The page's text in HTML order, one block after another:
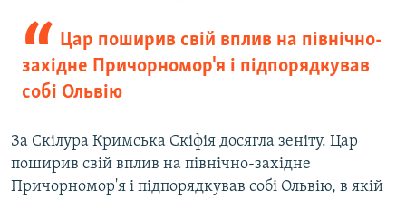
Цар поширив свій вплив на північно-
західне Причорномор'я і підпорядкував
собі Ольвію
За Скілура Кримська Скіфія досягла зеніту. Цар
поширив свій вплив на північно-західне
Причорномор'я і підпорядкував собі Ольвію, в якій